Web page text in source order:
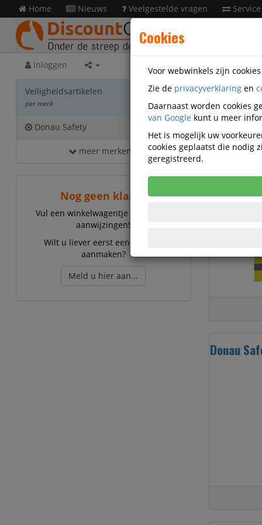
Home Nieuws Veelgestelde vragen
Inloggen
Veiligheidsartikelen
per merk
Donau Safety
meer merken...
Nog geen klant?
Vul een winkelwagentje en volg de
aanwijzingen!
Wilt u liever eerst een account
aanmaken?
Meld u hier aan...
Donau
Cookies
Voor webwinkels zijn
Zie de privacyverklaring en
Daarnaast worden cookies
van Google kunt u meer
Het is mogelijk uw
cookies geplaatst die nodig
geregistreerd.